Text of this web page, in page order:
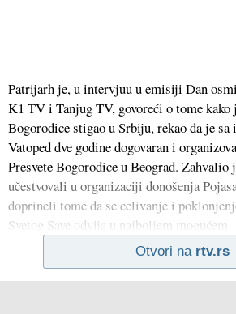
Patrijarh je, u intervjuu u emisiji Dan
K1 TV i Tanjug TV, govoreći o tome kako
Bogorodice stigao u Srbiju, rekao da je sa
Vatoped dve godine dogovaran i
Presvete Bogorodice u Beograd.
učestvovali u organizaciji donošenja
doprineli tome da se celivanje i
Svetog Save odvija u najboljem mogućem
Otvori na rtv.rs